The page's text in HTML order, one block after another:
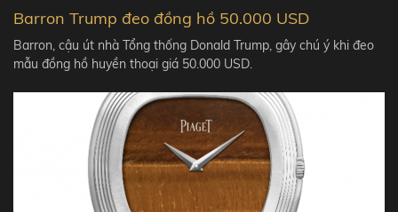
Barron Trump đeo đồng hồ 50.000 USD
Barron, cậu út nhà Tổng thống Donald Trump, gây chú ý khi đeo
mẫu đồng hồ huyền thoại giá 50.000 USD.